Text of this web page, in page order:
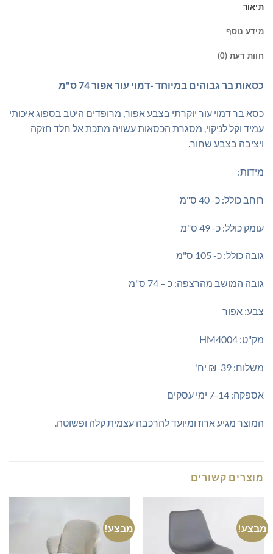
תיאור
מידע נוסף
חוות דעת (0)
כסאות בר גבוהים במיוחד -דמוי עור אפור 74 ס"מ
כסא בר דמוי עור יוקרתי בצבע אפור, מרופדים היטב בספוג איכותי
עמיד וקל לניקוי, מסגרת הכסאות עשויה מתכת אל חלד חזקה
ויציבה בצבע שחור.
מידות:
רוחב כולל: כ- 40 ס"מ
עומק כולל: כ- 49 ס"מ
גובה כולל: כ- 105 ס"מ
גובה המושב מהרצפה: כ – 74 ס"מ
צבע: אפור
מק"ט: HM4004
משלוח: 39 ₪ יח'
אספקה: 7-14 ימי עסקים
המוצר מגיע ארוז ומיועד להרכבה עצמית קלה ופשוטה.
מוצרים קשורים
מבצע! מבצע!